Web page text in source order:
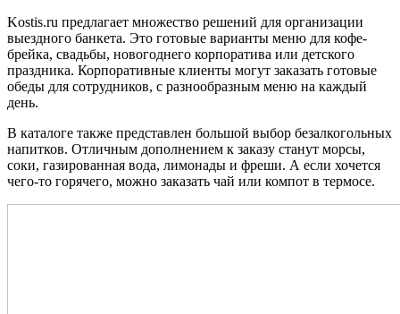
Kostis.ru предлагает множество решений для организации
выездного банкета. Это готовые варианты меню для кофе-
брейка, свадьбы, новогоднего корпоратива или детского
праздника. Корпоративные клиенты могут заказать готовые
обеды для сотрудников, с разнообразным меню на каждый
день.
В каталоге также представлен большой выбор безалкогольных
напитков. Отличным дополнением к заказу станут морсы,
соки, газированная вода, лимонады и фреши. А если хочется
чего-то горячего, можно заказать чай или компот в термосе.